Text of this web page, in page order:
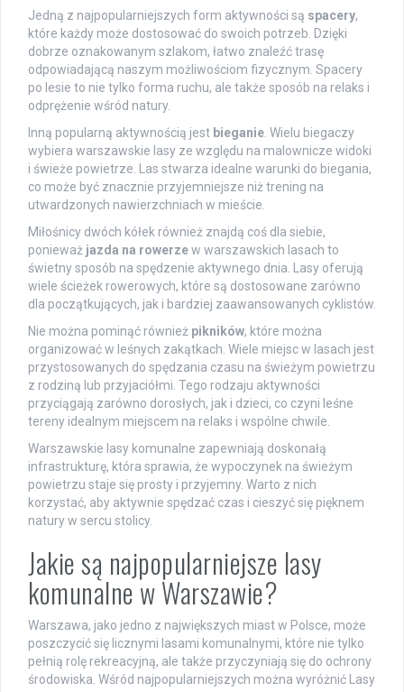
Jedną z najpopularniejszych form aktywności są spacery,
które każdy może dostosować do swoich potrzeb. Dzięki
dobrze oznakowanym szlakom, łatwo znaleźć trasę
odpowiadającą naszym możliwościom fizycznym. Spacery
po lesie to nie tylko forma ruchu, ale także sposób na relaks i
odprężenie wśród natury.
Inną popularną aktywnością jest bieganie. Wielu biegaczy
wybiera warszawskie lasy ze względu na malownicze widoki
i świeże powietrze. Las stwarza idealne warunki do biegania,
co może być znacznie przyjemniejsze niż trening na
utwardzonych nawierzchniach w mieście.
Miłośnicy dwóch kółek również znajdą coś dla siebie,
ponieważ jazda na rowerzew warszawskich lasach to
świetny sposób na spędzenie aktywnego dnia. Lasy oferują
wiele ścieżek rowerowych, które są dostosowane zarówno
dla początkujących, jak i bardziej zaawansowanych cyklistów.
Nie można pominąć również pikników, które można
organizować w leśnych zakątkach. Wiele miejsc w lasach jest
przystosowanych do spędzania czasu na świeżym powietrzu
z rodziną lub przyjaciółmi. Tego rodzaju aktywności
przyciągają zarówno dorosłych, jak i dzieci, co czyni leśne
tereny idealnym miejscem na relaks i wspólne chwile.
Warszawskie lasy komunalne zapewniają doskonałą
infrastrukturę, która sprawia, że wypoczynek na świeżym
powietrzu staje się prosty i przyjemny. Warto z nich
korzystać, aby aktywnie spędzać czas i cieszyć się pięknem
natury w sercu stolicy.
Jakie są najpopularniejsze lasy
komunalne w Warszawie?
Warszawa, jako jedno z największych miast w Polsce, może
poszczycić się licznymi lasami komunalnymi, które nie tylko
pełnią rolę rekreacyjną, ale także przyczyniają się do ochrony
środowiska. Wśród najpopularniejszych można wyróżnić Lasy